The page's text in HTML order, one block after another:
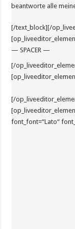
beantworte alle
[/text_block][/
— SPACER —
[/
[/
font_font=“Lato“